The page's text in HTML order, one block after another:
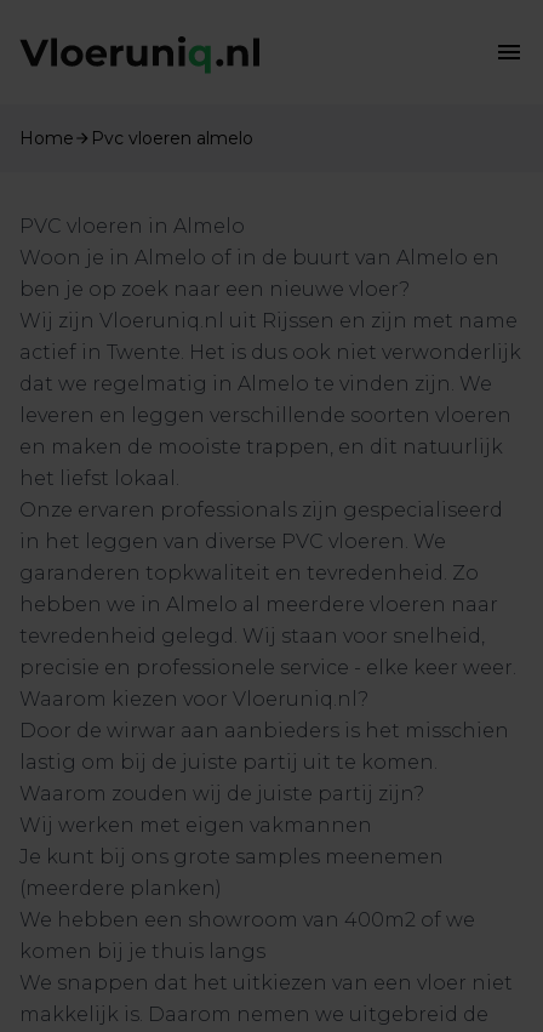
Home Pvc vloeren almelo
PVC vloeren in Almelo
Woon je in Almelo of in de buurt van Almelo en
ben je op zoek naar een nieuwe vloer?
Wij zijn Vloeruniq.nl uit Rijssen en zijn met name
actief in Twente. Het is dus ook niet verwonderlijk
dat we regelmatig in Almelo te vinden zijn. We
leveren en leggen verschillende soorten vloeren
en maken de mooiste trappen, en dit natuurlijk
het liefst lokaal.
Onze ervaren professionals zijn gespecialiseerd
in het leggen van diverse PVC vloeren. We
garanderen topkwaliteit en tevredenheid. Zo
hebben we in Almelo al meerdere vloeren naar
tevredenheid gelegd. Wij staan voor snelheid,
precisie en professionele service - elke keer weer.
Waarom kiezen voor Vloeruniq.nl?
Door de wirwar aan aanbieders is het misschien
lastig om bij de juiste partij uit te komen.
Waarom zouden wij de juiste partij zijn?
Wij werken met eigen vakmannen
Je kunt bij ons grote samples meenemen
(meerdere planken)
We hebben een showroom van 400m2 of we
komen bij je thuis langs
We snappen dat het uitkiezen van een vloer niet
makkelijk is. Daarom nemen we uitgebreid de